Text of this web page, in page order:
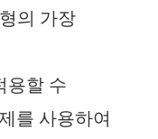
의 가장
용할 수
를 사용하여